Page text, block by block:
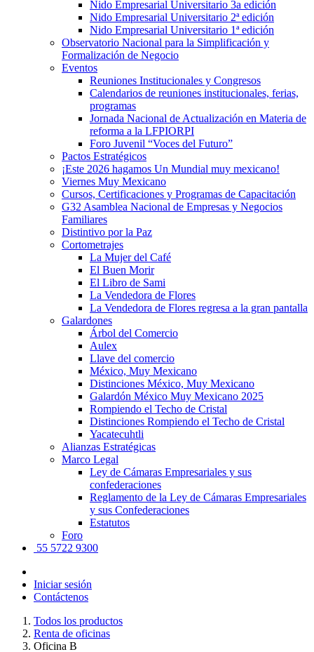
Nido Empresarial Universitario 3a edición
Nido Empresarial Universitario 2ª edición
Nido Empresarial Universitario 1ª edición
Observatorio Nacional para la Simplificación y
Formalización de Negocio
Eventos
Reuniones Institucionales y Congresos
Calendarios de reuniones institucionales, ferias,
programas
Jornada Nacional de Actualización en Materia de
reforma a la LFPIORPI
Foro Juvenil “Voces del Futuro”
Pactos Estratégicos
¡Este 2026 hagamos Un Mundial muy mexicano!
Viernes Muy Mexicano
Cursos, Certificaciones y Programas de Capacitación
G32 Asamblea Nacional de Empresas y Negocios
Familiares
Distintivo por la Paz
Cortometrajes
La Mujer del Café
El Buen Morir
El Libro de Sami
La Vendedora de Flores
La Vendedora de Flores regresa a la gran pantalla
Galardones
Árbol del Comercio
Aulex
Llave del comercio
México, Muy Mexicano
Distinciones México, Muy Mexicano
Galardón México Muy Mexicano 2025
Rompiendo el Techo de Cristal
Distinciones Rompiendo el Techo de Cristal
Yacatecuhtli
Alianzas Estratégicas
Marco Legal
Ley de Cámaras Empresariales y sus
confederaciones
Reglamento de la Ley de Cámaras Empresariales
y sus Confederaciones
Estatutos
Foro
55 5722 9300
Iniciar sesión
Contáctenos
Todos los productos
Renta de oficinas
Oficina B